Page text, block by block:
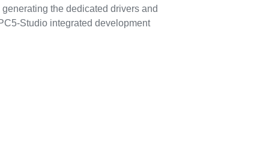
the dedicated drivers and
Studio integrated development